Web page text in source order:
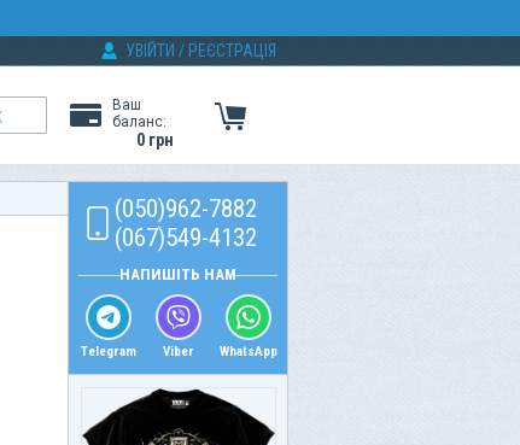
УВІЙТИ / РЕЄСТРАЦІЯ
Ваш
баланс:
0 грн
(050)962-7882
(067)549-4132
НАПИШІТЬ НАМ
Telegram Viber WhatsApp